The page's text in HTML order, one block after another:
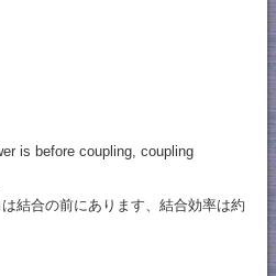
is before coupling, coupling
の前にあります、結合効率は約